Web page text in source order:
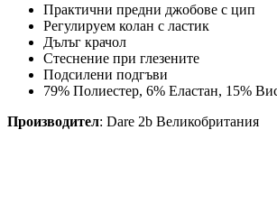
Практични предни джобове с цип
Регулируем колан с ластик
Дълъг крачол
Стеснение при глезените
Подсилени подгъви
79% Полиестер, 6% Еластан, 15%
Производител: Dare 2b Великобритания